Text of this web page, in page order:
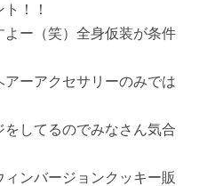
！！
ー（笑）全身仮装が条件
ーアクセサリーのみでは
してるのでみなさん気合
ンバージョンクッキー販